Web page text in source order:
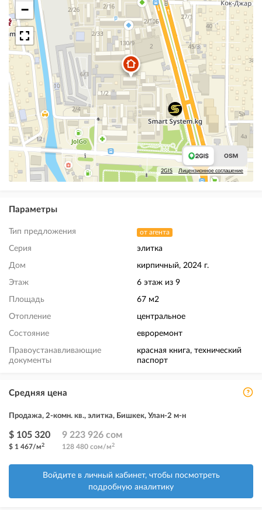
−
2GIS Лицензионное соглашение
Параметры
Тип предложения от агента
Серия элитка
Дом кирпичный, 2024 г.
Этаж 6 этаж из 9
Площадь 67 м2
Отопление центральное
Состояние евроремонт
Правоустанавливающие
документы
красная книга, технический
паспорт
Средняя цена
Продажа, 2-комн. кв., элитка, Бишкек, Улан-2 м-н
$ 105 320
$ 1 467/м2
9 223 926 сом
128 480 сом/м2
Войдите в личный кабинет, чтобы посмотреть
подробную аналитику